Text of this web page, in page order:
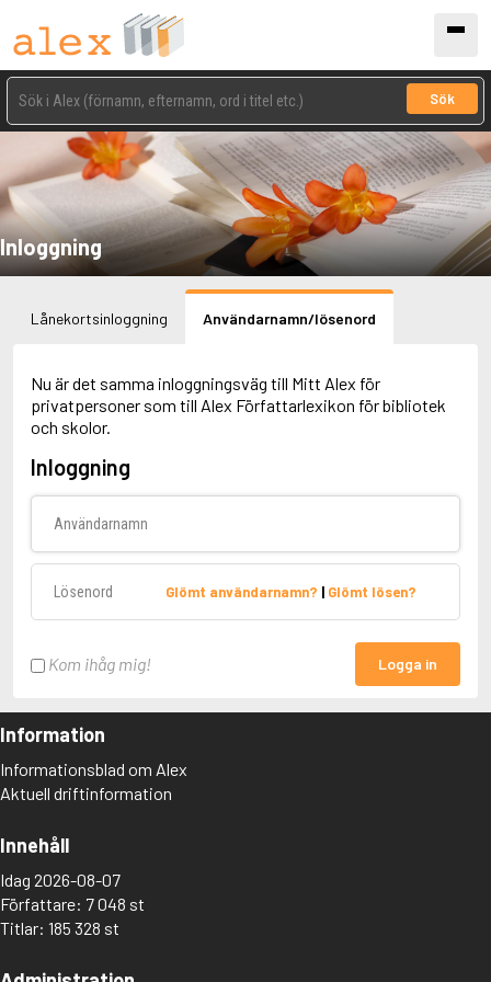
Sök
Inloggning
Lånekortsinloggning Användarnamn/lösenord
Nu är det samma inloggningsväg till Mitt Alex för
privatpersoner som till Alex Författarlexikon för bibliotek
och skolor.
Inloggning
Glömt användarnamn? | Glömt lösen?
Kom ihåg mig! Logga in
Information
Informationsblad om Alex
Aktuell driftinformation
Innehåll
Idag 2026-08-07
Författare: 7 048 st
Titlar: 185 328 st